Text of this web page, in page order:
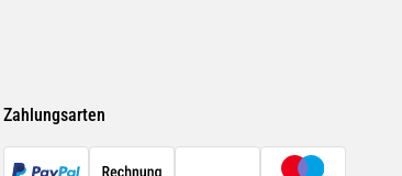
Zahlungsarten